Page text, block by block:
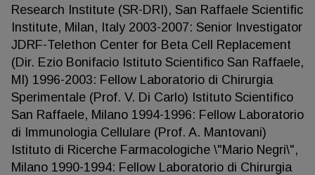
Research Institute (SR-DRI), San Raffaele Scientific
Institute, Milan, Italy 2003-2007: Senior Investigator
JDRF-Telethon Center for Beta Cell Replacement
(Dir. Ezio Bonifacio Istituto Scientifico San Raffaele,
MI) 1996-2003: Fellow Laboratorio di Chirurgia
Sperimentale (Prof. V. Di Carlo) Istituto Scientifico
San Raffaele, Milano 1994-1996: Fellow Laboratorio
di Immunologia Cellulare (Prof. A. Mantovani)
Istituto di Ricerche Farmacologiche \"Mario Negri\",
Milano 1990-1994: Fellow Laboratorio di Chirurgia